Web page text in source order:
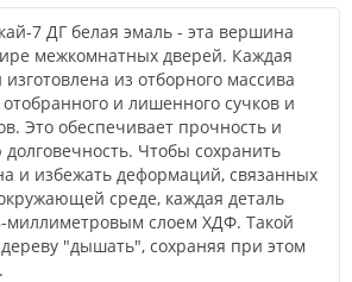
7 ДГ белая эмаль - эта вершина
межкомнатных дверей. Каждая
из отборного массива
и лишенного сучков и
Это обеспечивает прочность и
Чтобы сохранить
и избежать деформаций, связанных
среде, каждая деталь
миллиметровым слоем ХДФ. Такой
"дышать", сохраняя при этом